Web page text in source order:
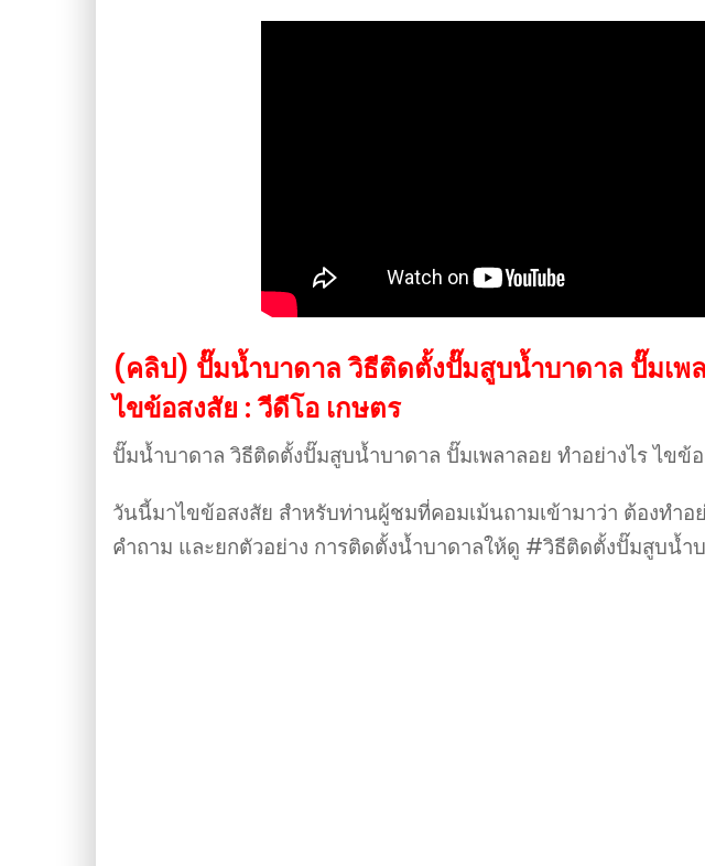
(คลิป) ปั๊มน้ำบาดาล วิธีติดตั้งปั๊มสูบน้ำบาดาล ปั๊มเพ
ไขข้อสงสัย : วีดีโอ เกษตร
ปั๊มน้ำบาดาล วิธีติดตั้งปั๊มสูบน้ำบาดาล ปั๊มเพลาลอย ทำอย่างไร ไขข้
วันนี้มาไขข้อสงสัย สำหรับท่านผู้ชมที่คอมเม้นถามเข้ามาว่า ต้องทำอ
คำถาม และยกตัวอย่าง การติดตั้งน้ำบาดาลให้ดู #วิธีติดตั้งปั๊มสูบน้ำ